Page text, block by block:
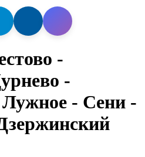
-
-
- Сени -